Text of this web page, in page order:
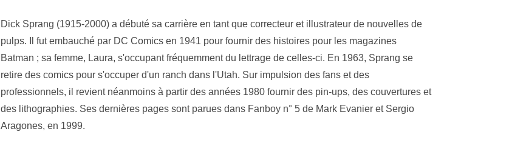
Dick Sprang (1915-2000) a débuté sa carrière en tant que correcteur et illustrateur de nouvelles de
pulps. Il fut embauché par DC Comics en 1941 pour fournir des histoires pour les magazines
Batman ; sa femme, Laura, s'occupant fréquemment du lettrage de celles-ci. En 1963, Sprang se
retire des comics pour s'occuper d'un ranch dans l'Utah. Sur impulsion des fans et des
professionnels, il revient néanmoins à partir des années 1980 fournir des pin-ups, des couvertures et
des lithographies. Ses dernières pages sont parues dans Fanboy n° 5 de Mark Evanier et Sergio
Aragones, en 1999.